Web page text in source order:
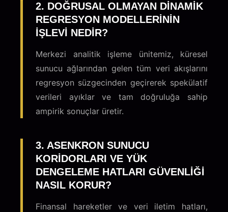
2. DOĞRUSAL OLMAYAN DINAMIK
REGRESYON MODELLERININ
IŞLEVI NEDIR?
Merkezi analitik işleme ünitemiz, küresel
sunucu ağlarından gelen tüm veri akışlarını
regresyon süzgecinden geçirerek spekülatif
verileri ayıklar ve tam doğruluğa sahip
ampirik sonuçlar üretir.
3. ASENKRON SUNUCU
KORIDORLARI VE YÜK
DENGELEME HATLARI GÜVENLIĞI
NASIL KORUR?
Finansal hareketler ve veri iletim hatları,